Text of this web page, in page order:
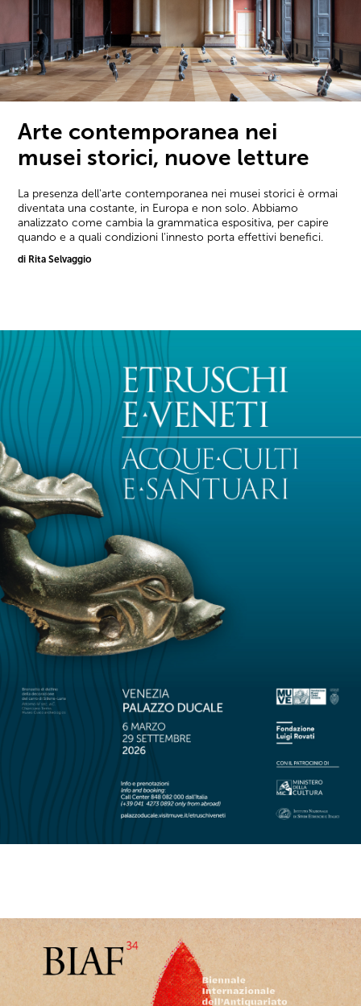
Arte contemporanea nei
musei storici, nuove letture
La presenza dell'arte contemporanea nei musei storici è ormai
diventata una costante, in Europa e non solo. Abbiamo
analizzato come cambia la grammatica espositiva, per capire
quando e a quali condizioni l'innesto porta effettivi benefici.
di Rita Selvaggio